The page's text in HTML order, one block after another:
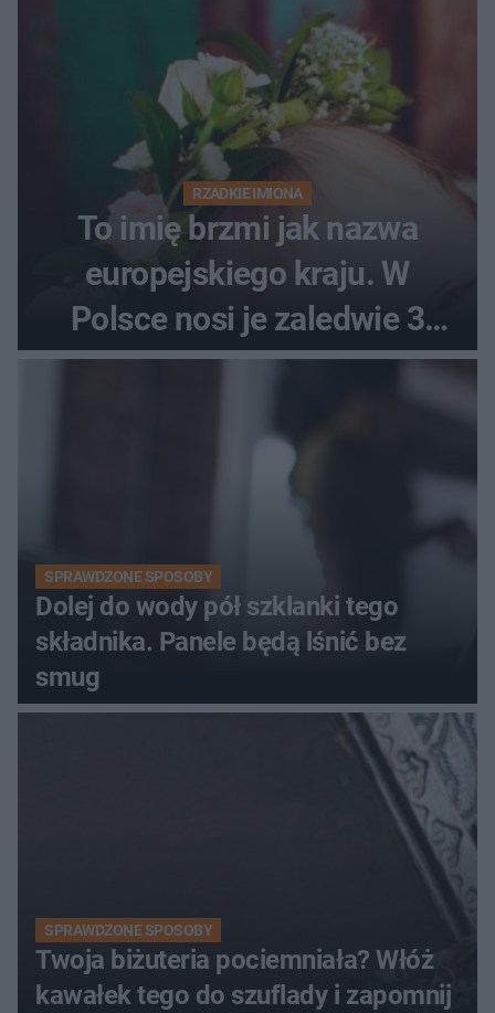
RZADKIE IMIONA
To imię brzmi jak nazwa
europejskiego kraju. W
Polsce nosi je zaledwie 3
kobiety
SPRAWDZONE SPOSOBY
Dolej do wody pół szklanki tego
składnika. Panele będą lśnić bez
smug
SPRAWDZONE SPOSOBY
Twoja biżuteria pociemniała? Włóż
kawałek tego do szuflady i zapomnij